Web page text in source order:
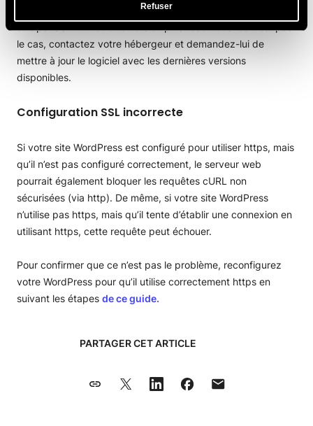
Refuser
version plus récente, curl 7.74.0 ou une version plus récente,
le cas, contactez votre hébergeur et demandez-lui de
mettre à jour le logiciel avec les dernières versions
disponibles.
Configuration SSL incorrecte
Si votre site WordPress est configuré pour utiliser https, mais
qu’il n’est pas configuré correctement, le serveur web
pourrait également bloquer les requêtes cURL non
sécurisées (via http). De même, si votre site WordPress
n’utilise pas https, mais qu’il tente d’établir une connexion en
utilisant https, cette requête peut échouer.
Pour confirmer que ce n’est pas le problème, reconfigurez
votre WordPress pour qu’il utilise correctement https en
suivant les étapes de ce guide.
PARTAGER CET ARTICLE